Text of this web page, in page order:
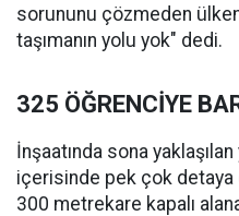
sorununu çözmeden
taşımanın yolu yok" dedi.
325 ÖĞRENCİYE
İnşaatında sona
içerisinde pek çok detaya
300 metrekare kapalı